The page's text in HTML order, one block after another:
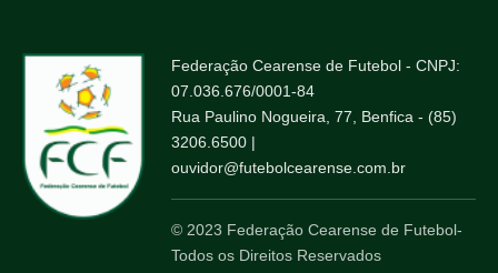
Federação Cearense de Futebol - CNPJ:
07.036.676/0001-84
Rua Paulino Nogueira, 77, Benfica - (85)
3206.6500 |
ouvidor@futebolcearense.com.br
© 2023 Federação Cearense de Futebol-
Todos os Direitos Reservados